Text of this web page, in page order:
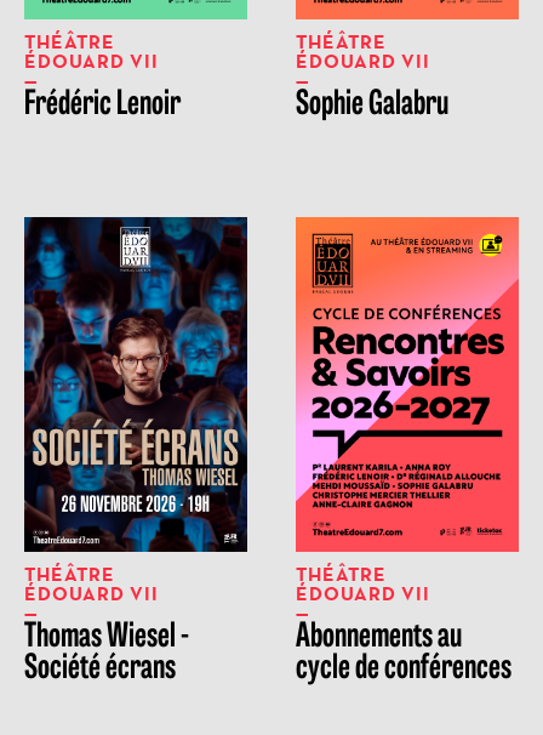
THÉÂTRE
ÉDOUARD VII
Frédéric Lenoir
THÉÂTRE
ÉDOUARD VII
Sophie Galabru
THÉÂTRE
ÉDOUARD VII
Thomas Wiesel -
Société écrans
THÉÂTRE
ÉDOUARD VII
Abonnements au
cycle de conférences